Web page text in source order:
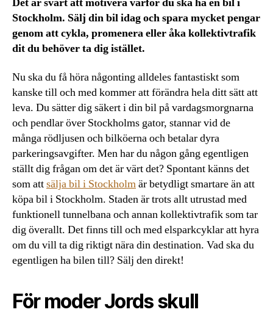
Stockholm. Sälj din bil idag och spara mycket pengar
genom att cykla, promenera eller åka kollektivtrafik
dit du behöver ta dig istället.
Nu ska du få höra någonting alldeles fantastiskt som
kanske till och med kommer att förändra hela ditt sätt att
leva. Du sätter dig säkert i din bil på vardagsmorgnarna
och pendlar över Stockholms gator, stannar vid de
många rödljusen och bilköerna och betalar dyra
parkeringsavgifter. Men har du någon gång egentligen
ställt dig frågan om det är värt det? Spontant känns det
som attsälja bil i Stockholmär betydligt smartare än att
köpa bil i Stockholm. Staden är trots allt utrustad med
funktionell tunnelbana och annan kollektivtrafik som tar
dig överallt. Det finns till och med elsparkcyklar att hyra
om du vill ta dig riktigt nära din destination. Vad ska du
egentligen ha bilen till? Sälj den direkt!
För moder Jords skull